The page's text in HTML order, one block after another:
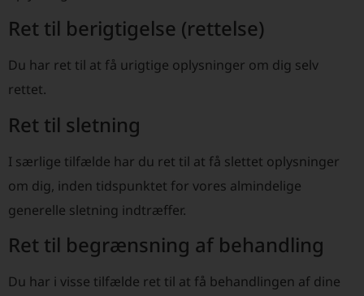
Ret til berigtigelse (rettelse)
Du har ret til at få urigtige oplysninger om dig selv
rettet.
Ret til sletning
I særlige tilfælde har du ret til at få slettet oplysninger
om dig, inden tidspunktet for vores almindelige
generelle sletning indtræffer.
Ret til begrænsning af behandling
Du har i visse tilfælde ret til at få behandlingen af dine